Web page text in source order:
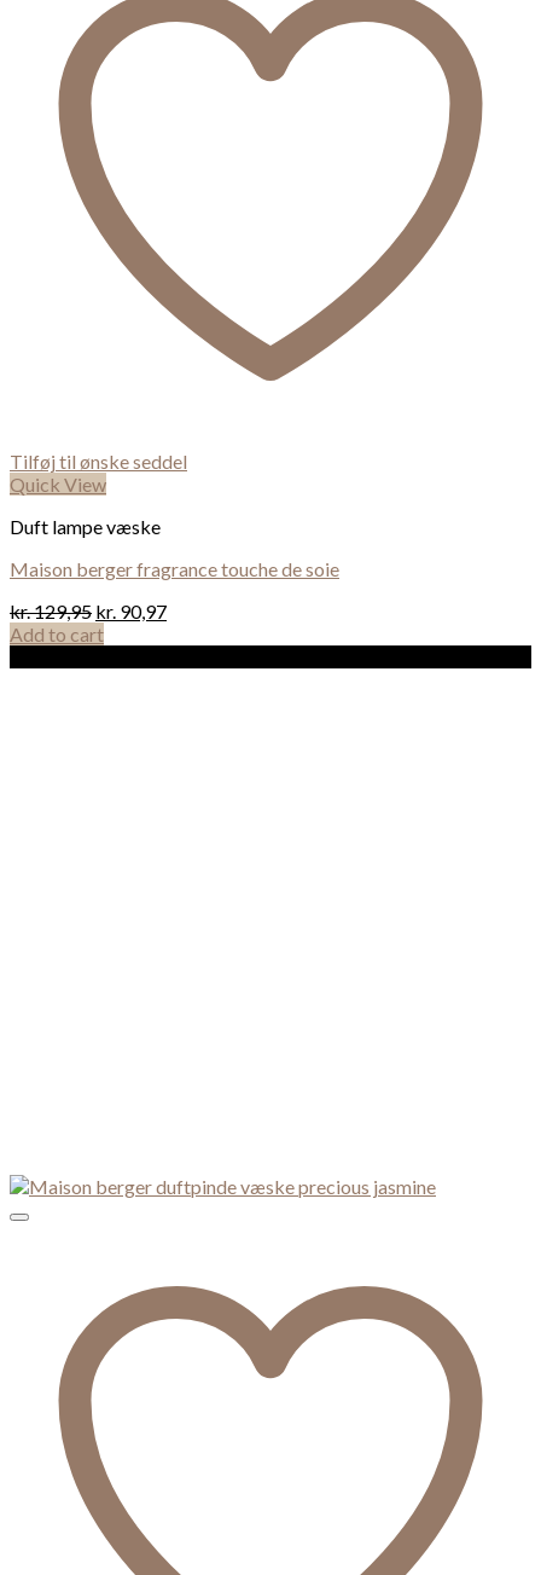
Tilføj til ønske seddel
Quick View
Duft lampe væske
Maison berger fragrance touche de soie
kr.129,95 kr. 90,97
Add to cart